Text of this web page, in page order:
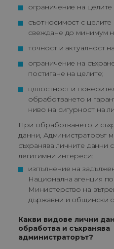
ограничение на
съотносимост с
свеждане до минимум
точност и актуалност
ограничение на
постигане на целите;
цялостност и
обработването и
ниво на сигурност на
При обработването и
данни, Администраторът
съхранява личните данни
легитимни интереси:
изпълнение на
Национална агенция
Министерство на
държавни и общински
Какви видове лични
обработва и съхранява
администраторът?